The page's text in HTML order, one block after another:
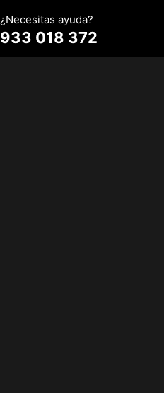
¿Necesitas ayuda?
933 018 372